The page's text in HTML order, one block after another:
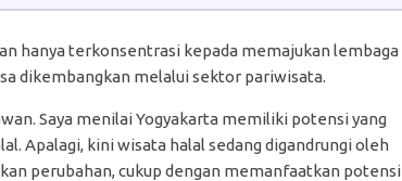
hanya terkonsentrasi kepada memajukan lembaga
dikembangkan melalui sektor pariwisata.
Saya menilai Yogyakarta memiliki potensi yang
Apalagi, kini wisata halal sedang digandrungi oleh
perubahan, cukup dengan memanfaatkan potensi